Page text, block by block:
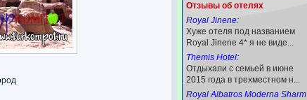
Отзывы об отелях
Royal Jinene:
Хуже отеля под названием
Royal Jinene 4* я не виде...
Themis Hotel:
Отдыхали с семьей в июне
2015 года в трехместном н...
Royal Albatros Moderna Sharm